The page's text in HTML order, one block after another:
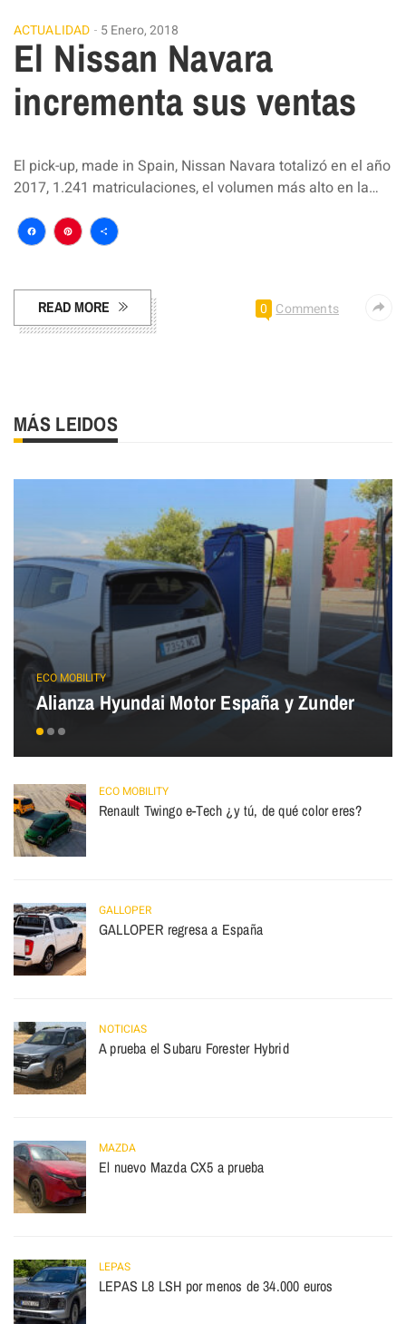
ACTUALIDAD 5 Enero, 2018
El Nissan Navara
incrementa sus ventas
El pick-up, made in Spain, Nissan Navara totalizó en el año
2017, 1.241 matriculaciones, el volumen más alto en la…
Facebook
Pinterest
Compartir
READ MORE 0 Comments
MÁS LEIDOS
ECO MOBILITY
Alianza Hyundai Motor España y Zunder
ECO MOBILITY
Renault Twingo e-Tech ¿y tú, de qué color eres?
GALLOPER
GALLOPER regresa a España
NOTICIAS
A prueba el Subaru Forester Hybrid
MAZDA
El nuevo Mazda CX5 a prueba
LEPAS
LEPAS L8 LSH por menos de 34.000 euros